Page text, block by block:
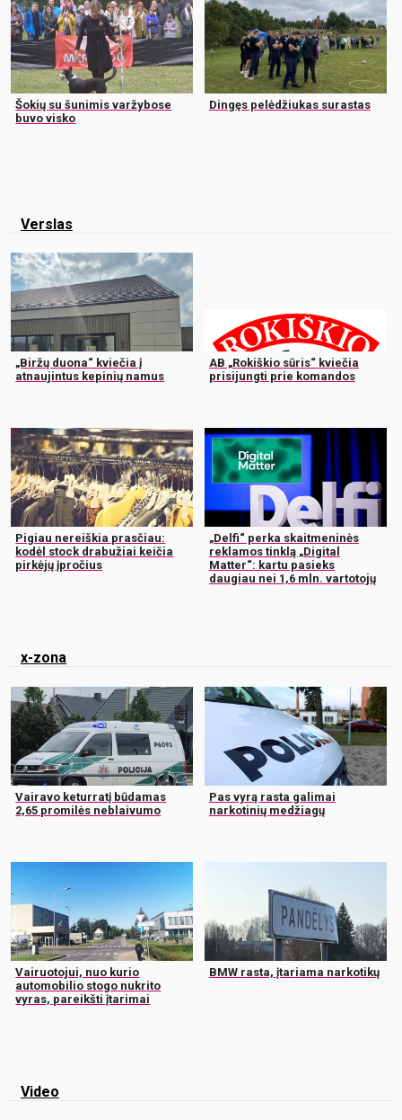
Šokių su šunimis varžybose
buvo visko
Dingęs pelėdžiukas surastas
Verslas
„Biržų duona“ kviečia į
atnaujintus kepinių namus
AB „Rokiškio sūris“ kviečia
prisijungti prie komandos
Pigiau nereiškia prasčiau:
kodėl stock drabužiai keičia
pirkėjų įpročius
„Delfi“ perka skaitmeninės
reklamos tinklą „Digital
Matter“: kartu pasieks
daugiau nei 1,6 mln. vartotojų
x-zona
Vairavo keturratį būdamas
2,65 promilės neblaivumo
Pas vyrą rasta galimai
narkotinių medžiagų
Vairuotojui, nuo kurio
automobilio stogo nukrito
vyras, pareikšti įtarimai
BMW rasta, įtariama narkotikų
Video